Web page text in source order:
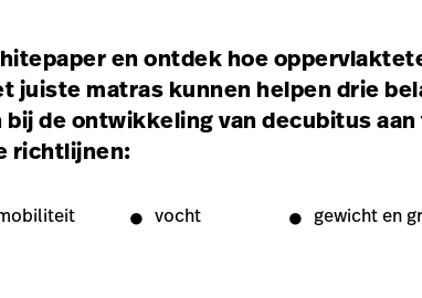
en ontdek hoe
juiste matras kunnen helpen drie
de ontwikkeling van decubitus
richtlijnen:
vocht gewicht en